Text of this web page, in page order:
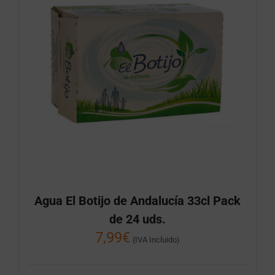
Agua El Botijo de Andalucía 33cl Pack
de 24 uds.
7,99€ (IVA Incluido)